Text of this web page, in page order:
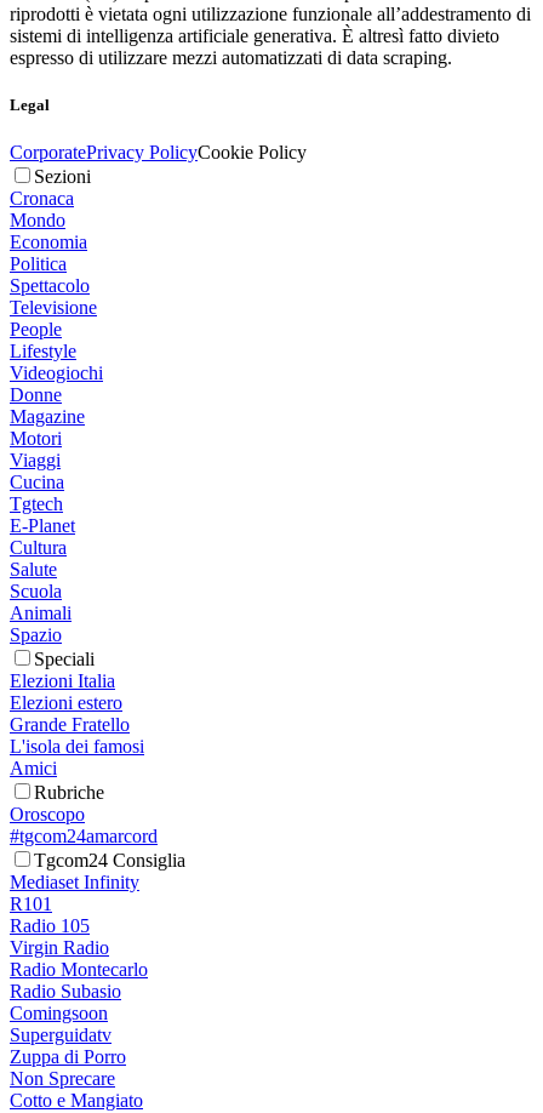
riprodotti è vietata ogni utilizzazione funzionale all’addestramento di
sistemi di intelligenza artificiale generativa. È altresì fatto divieto
espresso di utilizzare mezzi automatizzati di data scraping.
Legal
CorporatePrivacy PolicyCookie Policy
Sezioni
Cronaca
Mondo
Economia
Politica
Spettacolo
Televisione
People
Lifestyle
Videogiochi
Donne
Magazine
Motori
Viaggi
Cucina
Tgtech
E-Planet
Cultura
Salute
Scuola
Animali
Spazio
Speciali
Elezioni Italia
Elezioni estero
Grande Fratello
L'isola dei famosi
Amici
Rubriche
Oroscopo
#tgcom24amarcord
Tgcom24 Consiglia
Mediaset Infinity
R101
Radio 105
Virgin Radio
Radio Montecarlo
Radio Subasio
Comingsoon
Superguidatv
Zuppa di Porro
Non Sprecare
Cotto e Mangiato